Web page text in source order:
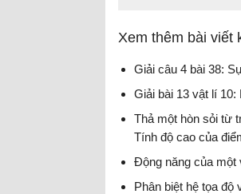
Xem thêm bài viết
Giải câu 4 bài 38:
Giải bài 13 vật lí
Thả một hòn sỏi từ
Tính độ cao của
Động năng của một
Phân biệt hệ tọa độ